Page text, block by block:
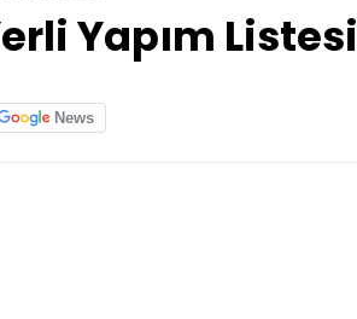
Yapım Listesi
News